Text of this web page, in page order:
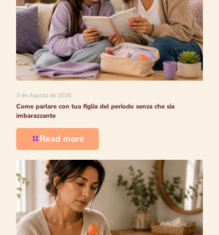
3 de Agosto de 2026
Come parlare con tua figlia del periodo senza che sia
imbarazzante
Read more